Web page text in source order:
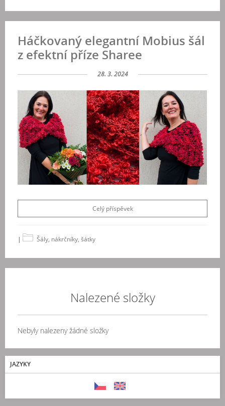
Háčkovaný elegantní Mobius šál
z efektní příze Sharee
28. 3. 2024
Celý příspěvek
| Šály, nákrčníky, šátky
Nalezené složky
Nebyly nalezeny žádné složky
JAZYKY